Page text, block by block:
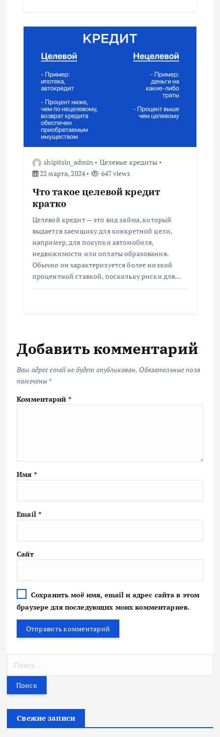
shipitsin_admin
Целевые кредиты
22 марта, 2024
647 views
Что такое целевой кредит
кратко
Целевой кредит — это вид займа, который
выдается заемщику для конкретной цели,
например, для покупки автомобиля,
недвижимости или оплаты образования.
Обычно он характеризуется более низкой
процентной ставкой, поскольку риски для…
Добавить комментарий
Ваш адрес email не будет опубликован. Обязательные поля
помечены *
Комментарий *
Имя *
Email *
Сайт
Сохранить моё имя, email и адрес сайта в этом
браузере для последующих моих комментариев.
т
Свежие записи